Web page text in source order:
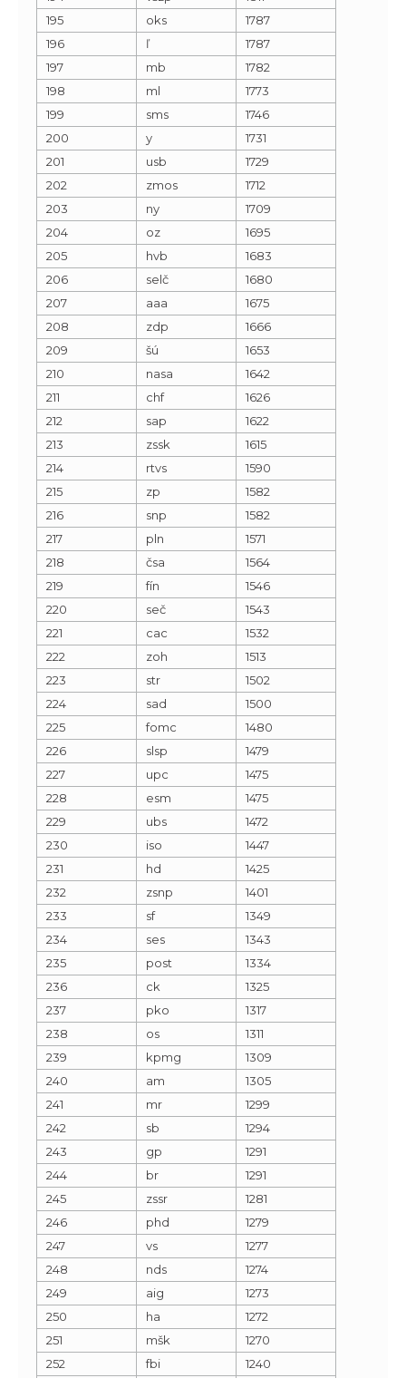
195
oks
1787
196
ľ
1787
197
mb
1782
198
ml
1773
199
sms
1746
200
y
1731
201
usb
1729
202
zmos
1712
203
ny
1709
204
oz
1695
205
hvb
1683
206
selč
1680
207
aaa
1675
208
zdp
1666
209
šú
1653
210
nasa
1642
211
chf
1626
212
sap
1622
213
zssk
1615
214
rtvs
1590
215
zp
1582
216
snp
1582
217
pln
1571
218
čsa
1564
219
fín
1546
220
seč
1543
221
cac
1532
222
zoh
1513
223
str
1502
224
sad
1500
225
fomc
1480
226
slsp
1479
227
upc
1475
228
esm
1475
229
ubs
1472
230
iso
1447
231
hd
1425
232
zsnp
1401
233
sf
1349
234
ses
1343
235
post
1334
236
ck
1325
237
pko
1317
238
os
1311
239
kpmg
1309
240
am
1305
241
mr
1299
242
sb
1294
243
gp
1291
244
br
1291
245
zssr
1281
246
phd
1279
247
vs
1277
248
nds
1274
249
aig
1273
250
ha
1272
251
mšk
1270
252
fbi
1240